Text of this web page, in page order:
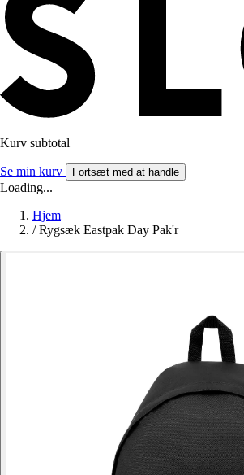
Kurv subtotal
Se min kurv Fortsæt med at handle
Loading...
Hjem
/ Rygsæk Eastpak Day Pak'r